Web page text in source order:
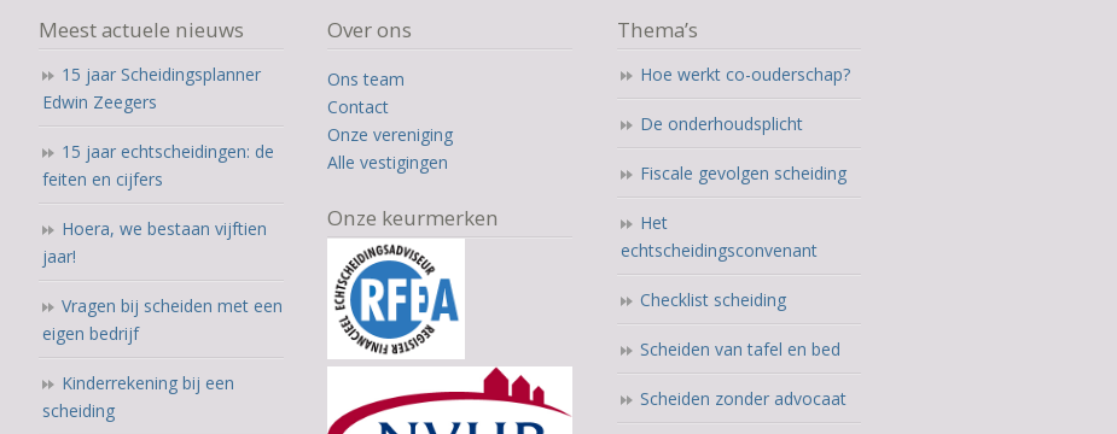
Meest actuele nieuws
15 jaar Scheidingsplanner
Edwin Zeegers
15 jaar echtscheidingen: de
feiten en cijfers
Hoera, we bestaan vijftien
jaar!
Vragen bij scheiden met een
eigen bedrijf
Kinderrekening bij een
scheiding
Over ons
Ons team
Contact
Onze vereniging
Alle vestigingen
Onze keurmerken
Thema’s
Hoe werkt co-ouderschap?
De onderhoudsplicht
Fiscale gevolgen scheiding
Het
echtscheidingsconvenant
Checklist scheiding
Scheiden van tafel en bed
Scheiden zonder advocaat